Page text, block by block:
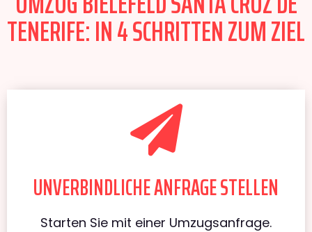
TENERIFE: IN 4 SCHRITTEN ZUM ZIEL
UNVERBINDLICHE ANFRAGE STELLEN
Starten Sie mit einer Umzugsanfrage.